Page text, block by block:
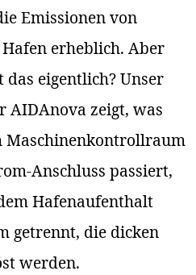
Emissionen von
erheblich. Aber
eigentlich? Unser
AIDAnova zeigt, was
Maschinenkontrollraum
Anschluss passiert,
Hafenaufenthalt
getrennt, die dicken
werden.